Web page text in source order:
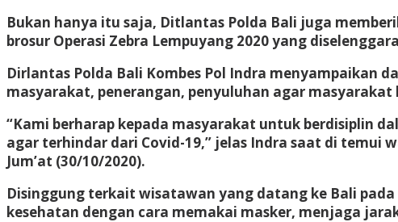
Bukan hanya itu saja, Ditlantas Polda Bali juga
brosur Operasi Zebra Lempuyang 2020 yang
Dirlantas Polda Bali Kombes Pol Indra menyampaikan
masyarakat, penerangan, penyuluhan agar
“Kami berharap kepada masyarakat untuk berdisiplin
agar terhindar dari Covid-19,” jelas Indra saat di temui
Jum’at (30/10/2020).
Disinggung terkait wisatawan yang datang ke Bali
kesehatan dengan cara memakai masker, menjaga